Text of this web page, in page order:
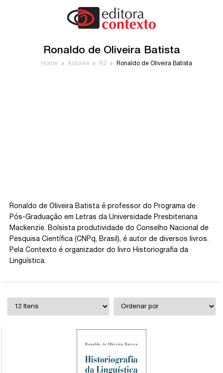
Ronaldo de Oliveira Batista
Home Autores R2 Ronaldo de Oliveira Batista
Ronaldo de Oliveira Batista é professor do Programa de
Pós-Graduação em Letras da Universidade Presbiteriana
Mackenzie. Bolsista produtividade do Conselho Nacional de
Pesquisa Científica (CNPq, Brasil), é autor de diversos livros.
Pela Contexto é organizador do livro Historiografia da
Linguística.